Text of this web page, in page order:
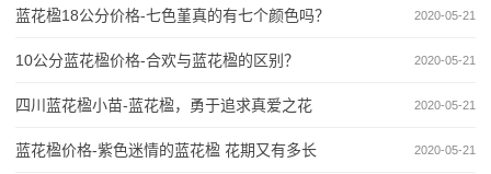
2020-05-21
蓝花楹18公分价格-七色堇真的有七个颜色吗？
2020-05-21
10公分蓝花楹价格-合欢与蓝花楹的区别？
2020-05-21
四川蓝花楹小苗-蓝花楹，勇于追求真爱之花
2020-05-21
蓝花楹价格-紫色迷情的蓝花楹 花期又有多长